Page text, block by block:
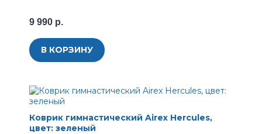
9 990 р.
В КОРЗИНУ
Коврик гимнастический Airex Hercules,
цвет: зеленый